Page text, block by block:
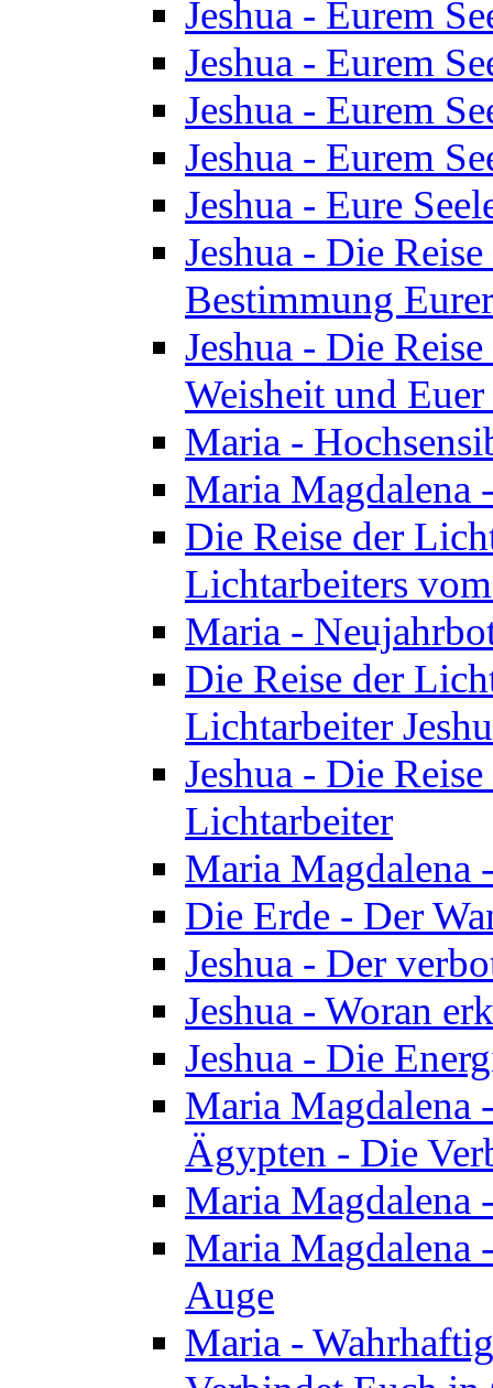
Jeshua - Eurem
Jeshua - Eurem
Jeshua - Eurem
Jeshua - Eurem
Jeshua - Eure
Jeshua - Die
Bestimmung
Jeshua - Die
Weisheit und
Maria -
Maria Magdalena
Die Reise der
Lichtarbeiters
Maria -
Die Reise der
Lichtarbeiter
Jeshua - Die
Lichtarbeiter
Maria Magdalena
Die Erde - Der
Jeshua - Der
Jeshua - Woran
Jeshua - Die
Maria Magdalena
Ägypten - Die
Maria Magdalena
Maria Magdalena
Auge
Maria -